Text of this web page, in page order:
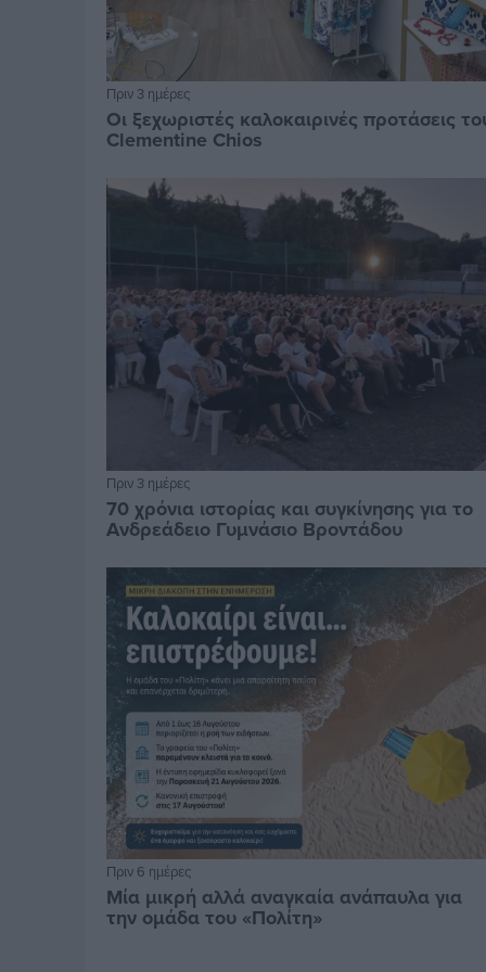
Πριν 3 ημέρες
Οι ξεχωριστές καλοκαιρινές προτάσεις
Clementine Chios
Πριν 3 ημέρες
70 χρόνια ιστορίας και συγκίνησης για το
Ανδρεάδειο Γυμνάσιο Βροντάδου
Πριν 6 ημέρες
Μία μικρή αλλά αναγκαία ανάπαυλα για
την ομάδα του «Πολίτη»